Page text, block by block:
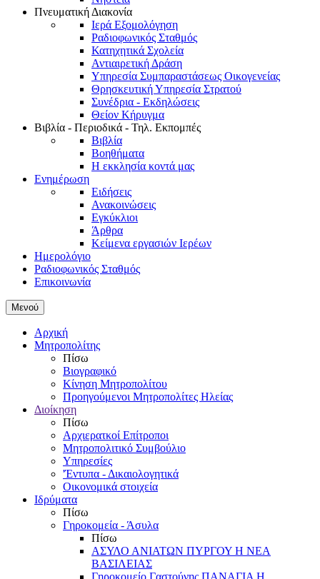
Πνευματική Διακονία
Ιερά Εξομολόγηση
Ραδιοφωνικός Σταθμός
Κατηχητικά Σχολεία
Αντιαιρετική Δράση
Υπηρεσία Συμπαραστάσεως Οικογενείας
Θρησκευτική Υπηρεσία Στρατού
Συνέδρια - Εκδηλώσεις
Θείον Κήρυγμα
Βιβλία - Περιοδικά - Τηλ. Εκπομπές
Βιβλία
Βοηθήματα
Η εκκλησία κοντά μας
Ενημέρωση
Ειδήσεις
Ανακοινώσεις
Εγκύκλιοι
Άρθρα
Κείμενα εργασιών Ιερέων
Ημερολόγιο
Ραδιοφωνικός Σταθμός
Επικοινωνία
Μενού
Αρχική
Μητροπολίτης
Πίσω
Βιογραφικό
Κίνηση Μητροπολίτου
Προηγούμενοι Μητροπολίτες Ηλείας
Διοίκηση
Πίσω
Αρχιερατκοί Επίτροποι
Μητροπολιτικό Συμβούλιο
Υπηρεσίες
'Έντυπα - Δικαιολογητικά
Οικονομικά στοιχεία
Ιδρύματα
Πίσω
Γηροκομεία - Άσυλα
Πίσω
ΑΣΥΛΟ ΑΝΙΑΤΩΝ ΠΥΡΓΟΥ Η ΝΕΑ
ΒΑΣΙΛΕΙΑΣ
Γηροκομείο Γαστούνης ΠΑΝΑΓΙΑ Η